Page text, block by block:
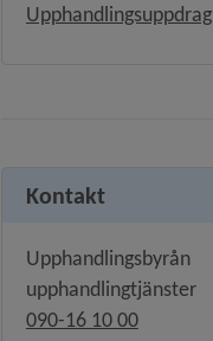
Kontakt
Upphandlingsbyrån
upphandlingtjänster
090-16 10 00